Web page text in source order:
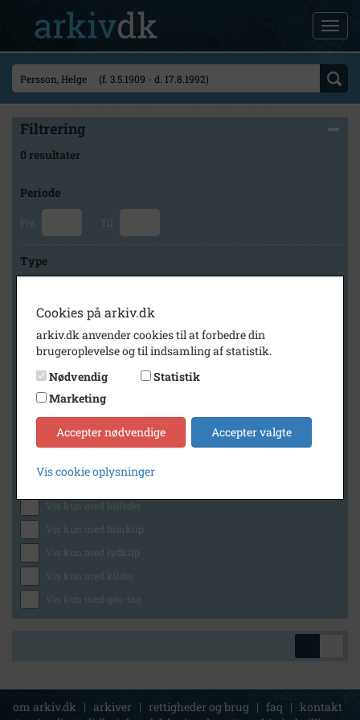
Filtrering
0 resultater
Periode
Fra Til
Type
Arkiv
Herlev Kommunes Lokalarkiv
Generelt
Vis kun med billeder
Vis kun med filmklip
Vis kun med lydklip
Vis kun med kilder
Vis kun med geo-tag
om arkiv.dk | arkiver | rettigheder og brug | faq | kontakt
Cookies på arkiv.dk
arkiv.dk anvender cookies til at forbedre din
brugeroplevelse og til indsamling af statistik.
Nødvendig
Statistik
Marketing
Accepter nødvendige Accepter valgte
Vis cookie oplysninger